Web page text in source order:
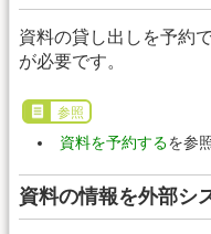
資料の貸し出しを予約
が必要です。
参照
資料を予約するを参
資料の情報を外部シ